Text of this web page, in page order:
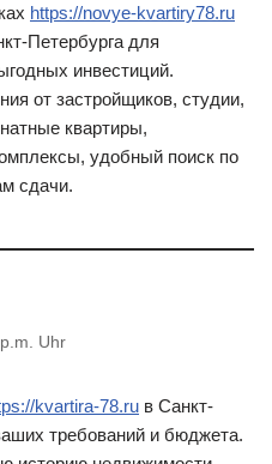
https://novye-kvartiry78.ru
Петербурга для
инвестиций.
от застройщиков, студии,
квартиры,
удобный поиск по
сдачи.
Uhr
kvartira-78.ru в Санкт-
требований и бюджета.